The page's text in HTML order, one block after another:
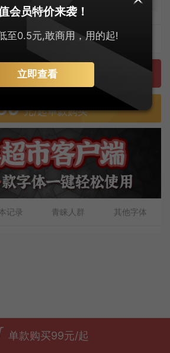
杰
预览
元/起单款购买
记录 青睐人群 其他字体
单款购买99元/起
会员特价来袭！
至0.5元,敢商用，用的起!
立即查看